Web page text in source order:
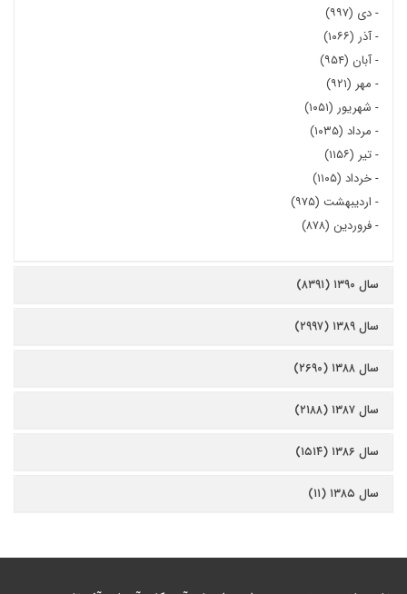
-دی (۹۹۷)
-آذر (۱۰۶۶)
-آبان (۹۵۴)
- مهر (۹۲۱)
- شهریور (۱۰۵۱)
- مرداد (۱۰۳۵)
-تیر (۱۱۵۶)
-خرداد (۱۱۰۵)
- اردیبهشت (۹۷۵)
-فروردین (۸۷۸)
سال ۱۳۹۰ (۸۳۹۱)
سال ۱۳۸۹ (۲۹۹۷)
سال ۱۳۸۸ (۲۶۹۰)
سال ۱۳۸۷ (۲۱۸۸)
سال ۱۳۸۶ (۱۵۱۴)
سال ۱۳۸۵ (۱۱)